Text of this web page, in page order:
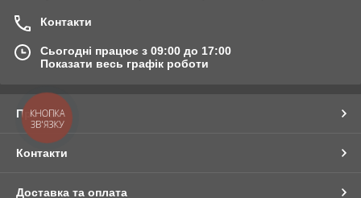
Контакти
Сьогодні працює з 09:00 до 17:00
Показати весь графік роботи
Про нас
Контакти
Доставка та оплата
КНОПКА
ЗВ'ЯЗКУ